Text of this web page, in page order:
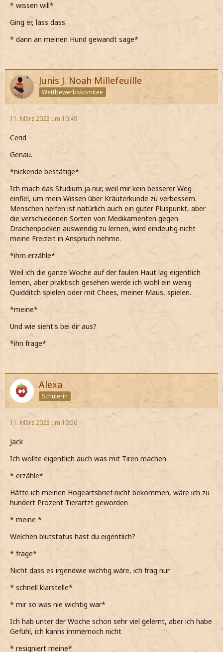
* wissen will*
Ging er, lass dass
* dann an meinen Hund gewandt sage*
Junis J. Noah Millefeuille
Wettbewerbskomitee
11. März 2023 um 10:49
Cerid
Genau.
*nickende bestätige*
Ich mach das Studium ja nur, weil mir kein besserer Weg
einfiel, um mein Wissen über Kräuterkunde zu verbessern.
Menschen helfen ist natürlich auch ein guter Pluspunkt, aber
die verschiedenen Sorten von Medikamenten gegen
Drachenpocken auswendig zu lernen, wird eindeutig nicht
meine Freizeit in Anspruch nehme.
*ihm erzähle*
Weil ich die ganze Woche auf der faulen Haut lag eigentlich
lernen, aber praktisch gesehen werde ich wohl ein wenig
Quidditch spielen oder mit Chees, meiner Maus, spielen.
*meine*
Und wie sieht's bei dir aus?
*ihn frage*
Alexa
Schülerin
11. März 2023 um 10:56
Jack
Ich wollte eigentlich auch was mit Tiren machen
* erzähle*
Hätte ich meinen Hogeartsbrief nicht bekommen, wäre ich zu
hundert Prozent Tierartzt geworden
* meine *
Welchen blutstatus hast du eigentlich?
* frage*
Nicht dass es irgendwie wichtig wäre, ich frag nur
* schnell klarstelle*
* mir so was nie wichtig war*
Ich hab unter der Woche schon sehr viel gelernt, aber ich habe
Gefühl, ich kanns immernoch nicht
* resigniert meine*